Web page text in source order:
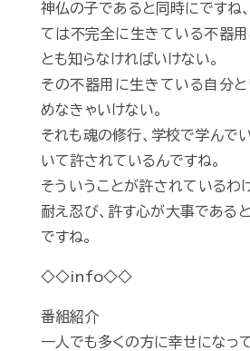
神仏の子であると同時にですね
ては不完全に生きている不器
とも知らなければいけない。
その不器用に生きている自分
めなきゃいけない。
それも魂の修行、学校で学んで
いて許されているんですね。
そういうことが許されているわ
耐え忍び、許す心が大事である
ですね。
◇◇info◇◇
番組紹介
一人でも多くの方に幸せになっ